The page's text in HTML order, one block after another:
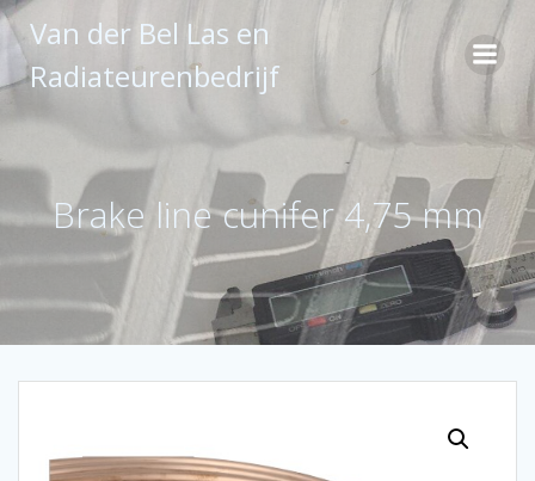
Ga
naar
inhoud
Van der Bel Las en
Radiateurenbedrijf
Brake line cunifer 4,75 mm